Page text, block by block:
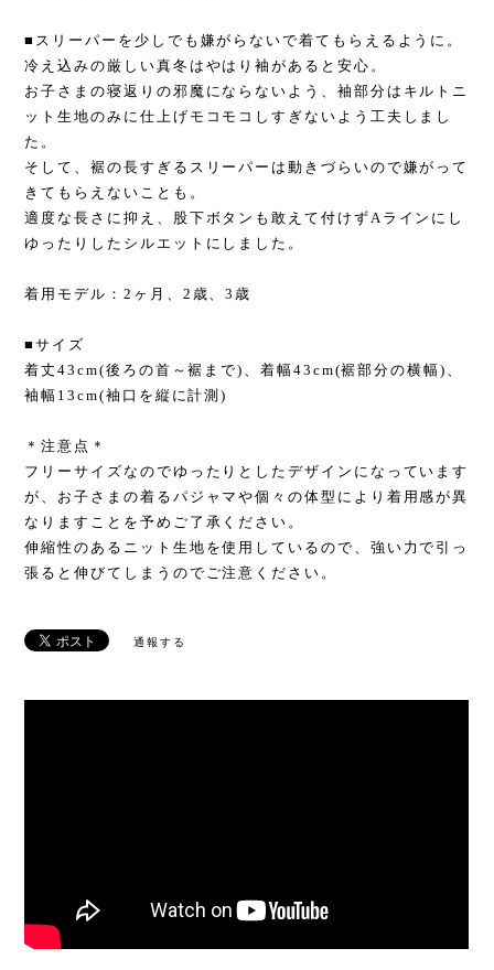
■スリーパーを少しでも嫌がらないで着てもらえるように。
冷え込みの厳しい真冬はやはり袖があると安心。
お子さまの寝返りの邪魔にならないよう、袖部分はキルトニ
ット生地のみに仕上げモコモコしすぎないよう工夫しまし
た。
そして、裾の長すぎるスリーパーは動きづらいので嫌がって
きてもらえないことも。
適度な長さに抑え、股下ボタンも敢えて付けずAラインにし
ゆったりしたシルエットにしました。
着用モデル：2ヶ月、2歳、3歳
■サイズ
着丈43cm(後ろの首～裾まで)、着幅43cm(裾部分の横幅)、
袖幅13cm(袖口を縦に計測)
＊注意点＊
フリーサイズなのでゆったりとしたデザインになっています
が、お子さまの着るパジャマや個々の体型により着用感が異
なりますことを予めご了承ください。
伸縮性のあるニット生地を使用しているので、強い力で引っ
張ると伸びてしまうのでご注意ください。
通報する